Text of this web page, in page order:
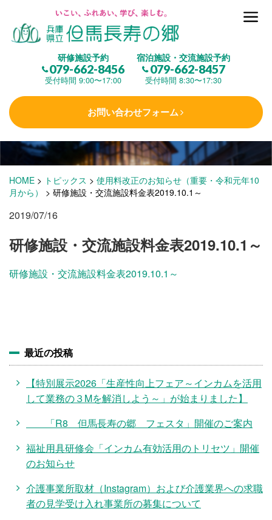
研修施設予約
079-662-8456
受付時間 9:00〜17:00
宿泊施設・交流施設予約
079-662-8457
受付時間 8:30〜17:30
お問い合わせフォーム
但馬長寿の郷とは
(研修施設)
楽しむ
学 ぶ(健康福祉)
泊まる(宿泊)
施設・料金
HOME > トピックス > 使用料改正のお知らせ（重要・令和元年10
月から）
> 研修施設・交流施設料金表2019.10.1～
2019/07/16
研修施設・交流施設料金表2019.10.1～
研修施設・交流施設料金表2019.10.1～
最近の投稿
【特別展示2026「生産性向上フェア～インカムを活用
して業務の３Mを解消しよう～」が始まりました】
「R8 但馬長寿の郷 フェスタ」開催のご案内
福祉用具研修会「インカム有効活用のトリセツ」開催
のお知らせ
介護事業所取材（Instagram）および介護業界への求職
者の見学受け入れ事業所の募集について